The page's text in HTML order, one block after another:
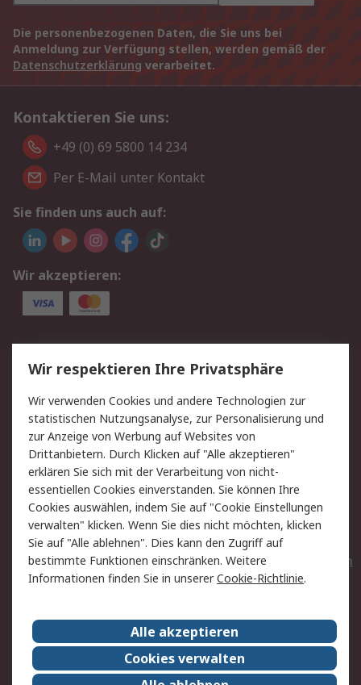
Die personenbezogenen Daten, die Sie uns bei
Anmeldung zur Verfügung stellen, werden gemäß der
Datenschutzerklärung verarbeitet.
Kontaktieren Sie uns:
+49 (0) 69 5800 14 234
Per E-Mail unter Kontakt
Sie finden uns auch auf:
Wir akzeptieren:
Service
Value Added Services
Lieferlösungen
Rücksendungen
Kontakt
Hilfe
Privatkunden
Rechtliches
AGB
Datenschutz
Cookie-Richtlinie
Zahlungsbedingungen
Copyright/Impressum
Entsorgung
Elektrogeräte/Batterien
RS weltweit
Karriere bei RS
Nachhaltigkeit
Qualität/Umwelt/ZertifikatePresse-Center
Wir respektieren Ihre Privatsphäre
Wir verwenden Cookies und andere Technologien zur
statistischen Nutzungsanalyse, zur Personalisierung und
zur Anzeige von Werbung auf Websites von
Drittanbietern. Durch Klicken auf "Alle akzeptieren"
erklären Sie sich mit der Verarbeitung von nicht-
essentiellen Cookies einverstanden. Sie können Ihre
Cookies auswählen, indem Sie auf "Cookie Einstellungen
verwalten" klicken. Wenn Sie dies nicht möchten, klicken
Sie auf "Alle ablehnen". Dies kann den Zugriff auf
bestimmte Funktionen einschränken. Weitere
Informationen finden Sie in unsererCookie-Richtlinie.
Alle akzeptieren
Cookies verwalten